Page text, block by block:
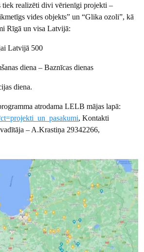
tiek realizēti divi vērienīgi projekti –
vides objekts” un “Glika ozoli”, kā
Rīgā un visa Latvijā:
Latvijā 500
diena – Baznīcas dienas
diena.
atrodama LELB mājas lapā:
, Kontakti
– A.Krastiņa 29342266,